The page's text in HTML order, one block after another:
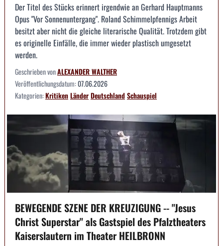
Der Titel des Stücks erinnert irgendwie an Gerhard Hauptmanns
Opus "Vor Sonnenuntergang". Roland Schimmelpfennigs Arbeit
besitzt aber nicht die gleiche literarische Qualität. Trotzdem gibt
es originelle Einfälle, die immer wieder plastisch umgesetzt
werden.
Geschrieben vonALEXANDER WALTHER
Veröffentlichungsdatum:07.06.2026
Kategorien:KritikenLänderDeutschlandSchauspiel
BEWEGENDE SZENE DER KREUZIGUNG -- "Jesus
Christ Superstar" als Gastspiel des Pfalztheaters
Kaiserslautern im Theater HEILBRONN